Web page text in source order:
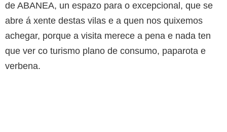
de ABANEA, un espazo para o excepcional, que se
abre á xente destas vilas e a quen nos quixemos
achegar, porque a visita merece a pena e nada ten
que ver co turismo plano de consumo, paparota e
verbena.